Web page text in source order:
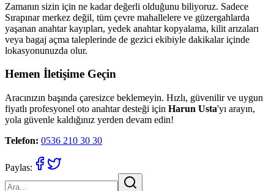
Zamanın sizin için ne kadar değerli olduğunu biliyoruz. Sadece
Sırapınarmerkez değil, tüm çevre mahallelere ve güzergahlarda
yaşanan anahtar kayıpları, yedek anahtar kopyalama, kilit arızaları
veya bagaj açma taleplerinde de gezici ekibiyle dakikalar içinde
lokasyonunuzda olur.
Hemen İletişime Geçin
Aracınızın başında çaresizce beklemeyin. Hızlı, güvenilir ve uygun
fiyatlı profesyonel oto anahtar desteği için Harun Usta'yı arayın,
yola güvenle kaldığınız yerden devam edin!
Telefon: 0536 210 30 30
Paylas: